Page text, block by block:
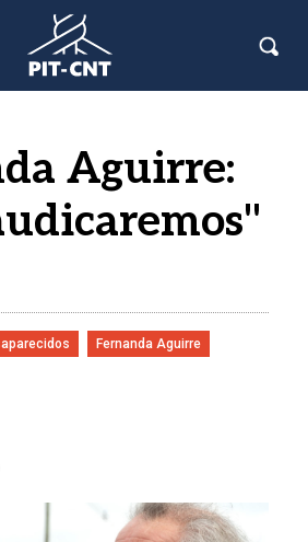
Aguirre:
Fernanda Aguirre